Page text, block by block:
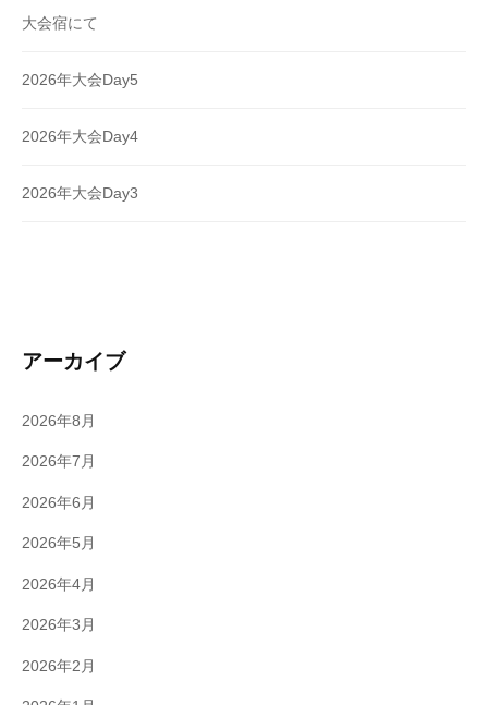
大会宿にて
2026年大会Day5
2026年大会Day4
2026年大会Day3
アーカイブ
2026年8月
2026年7月
2026年6月
2026年5月
2026年4月
2026年3月
2026年2月